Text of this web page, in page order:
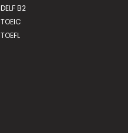
DELF B2
TOEIC
TOEFL